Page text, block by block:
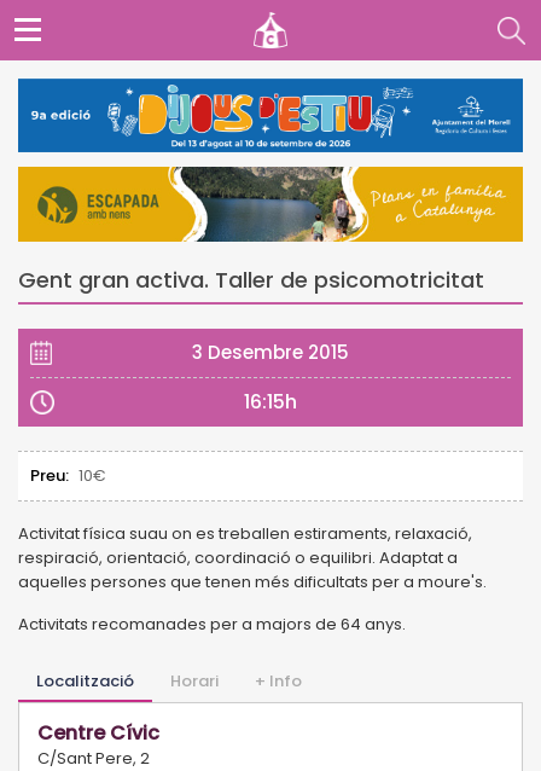
Gent gran activa. Taller de psicomotricitat
3 Desembre 2015
16:15h
Preu: 10€
Activitat física suau on es treballen estiraments, relaxació,
respiració, orientació, coordinació o equilibri. Adaptat a
aquelles persones que tenen més dificultats per a moure's.
Activitats recomanades per a majors de 64 anys.
Localització Horari + Info
Centre Cívic
C/Sant Pere, 2